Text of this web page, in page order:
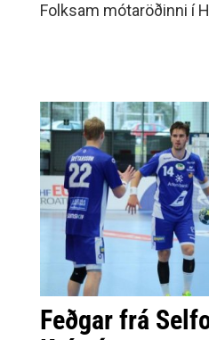
Folksam mótaröðinni í
Feðgar frá